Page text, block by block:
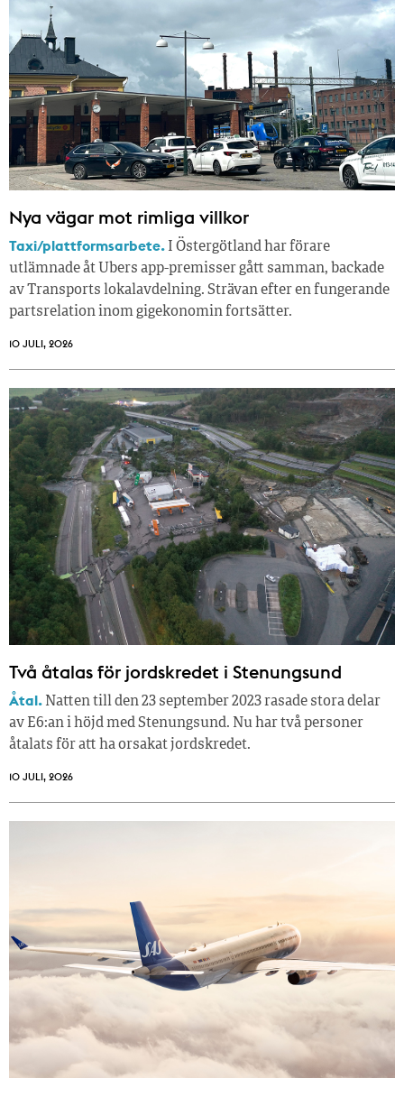
Nya vägar mot rimliga villkor
Taxi/plattformsarbete. I Östergötland har förare
utlämnade åt Ubers app-premisser gått samman, backade
av Transports lokalavdelning. Strävan efter en fungerande
partsrelation inom gigekonomin fortsätter.
10 JULI, 2026
Två åtalas för jordskredet i Stenungsund
Åtal. Natten till den 23 september 2023 rasade stora delar
av E6:an i höjd med Stenungsund. Nu har två personer
åtalats för att ha orsakat jordskredet.
10 JULI, 2026